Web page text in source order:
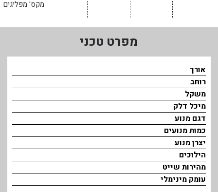
בכנרת לידו מחיר
לקפריסין
נתניה
בבאר שבע
מקס' מפליגים
מפרט טכני
אורך
רוחב
משקל
מיכל דלק
דגם מנוע
כמות מנועים
יצרן מנוע
הילוכים
מהירות שייט
עומק מינימלי